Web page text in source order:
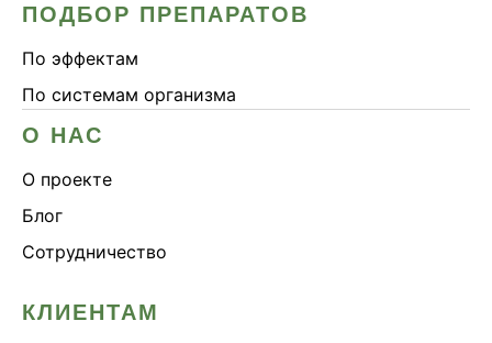
ПОДБОР ПРЕПАРАТОВ
По эффектам
По системам организма
О НАС
О проекте
Блог
Сотрудничество
КЛИЕНТАМ